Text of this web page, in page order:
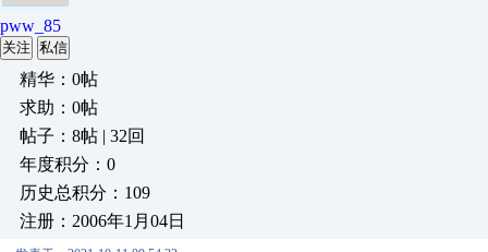
pww_85
关注 私信
精华：0帖
求助：0帖
帖子：8帖 | 32回
年度积分：0
历史总积分：109
注册：2006年1月04日